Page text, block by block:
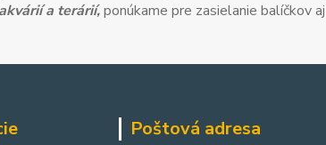
a terárií,ponúkame pre zasielanie balíčkov
Poštová adresa